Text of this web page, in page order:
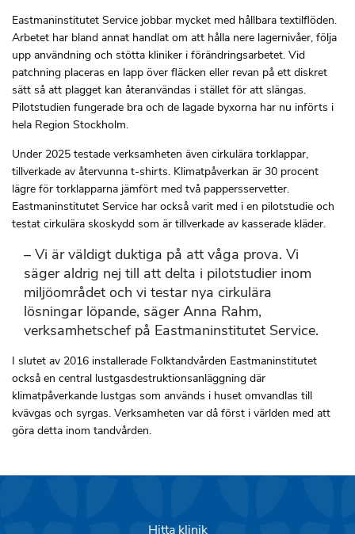
Eastmaninstitutet Service jobbar mycket med hållbara textilflöden.
Arbetet har bland annat handlat om att hålla nere lagernivåer, följa
upp användning och stötta kliniker i förändringsarbetet. Vid
patchning placeras en lapp över fläcken eller revan på ett diskret
sätt så att plagget kan återanvändas i stället för att slängas.
Pilotstudien fungerade bra och de lagade byxorna har nu införts i
hela Region Stockholm.
Under 2025 testade verksamheten även cirkulära torklappar,
tillverkade av återvunna t-shirts. Klimatpåverkan är 30 procent
lägre för torklapparna jämfört med två pappersservetter.
Eastmaninstitutet Service har också varit med i en pilotstudie och
testat cirkulära skoskydd som är tillverkade av kasserade kläder.
– Vi är väldigt duktiga på att våga prova. Vi
säger aldrig nej till att delta i pilotstudier inom
miljöområdet och vi testar nya cirkulära
lösningar löpande, säger Anna Rahm,
verksamhetschef på Eastmaninstitutet Service.
I slutet av 2016 installerade Folktandvården Eastmaninstitutet
också en central lustgasdestruktionsanläggning där
klimatpåverkande lustgas som används i huset omvandlas till
kvävgas och syrgas. Verksamheten var då först i världen med att
göra detta inom tandvården.
Hitta klinik